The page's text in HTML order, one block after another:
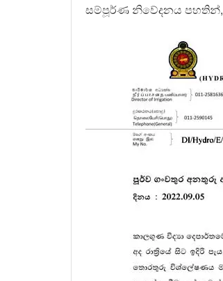
සම්පූර්ණ නිවේදනය පහතින්,